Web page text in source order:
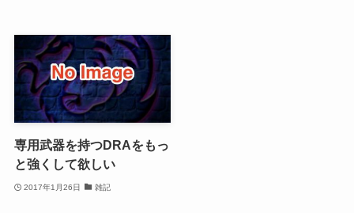
専用武器を持つDRAをもっ
と強くして欲しい
2017年1月26日 雑記